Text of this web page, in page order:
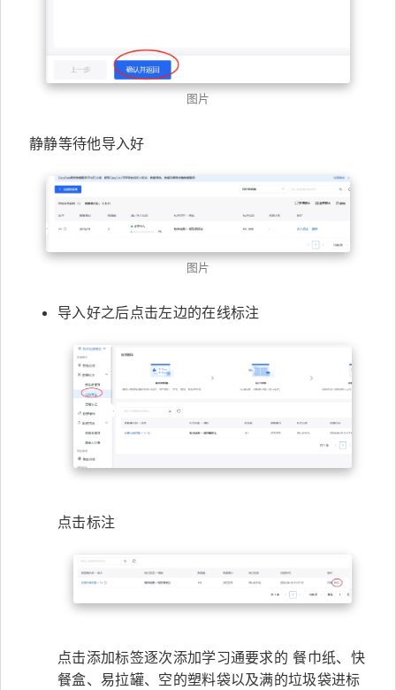
图片
静静等待他导入好
图片
导入好之后点击左边的在线标注
点击标注
点击添加标签逐次添加学习通要求的 餐巾纸、快
餐盒、易拉罐、空的塑料袋以及满的垃圾袋进标